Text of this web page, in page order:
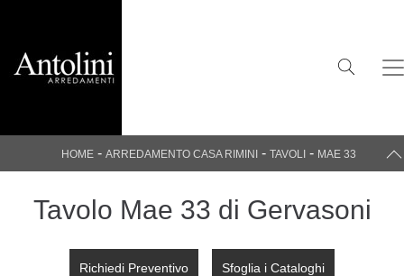
HOME - ARREDAMENTO CASA RIMINI - TAVOLI - MAE 33
Tavolo Mae 33 di Gervasoni
Richiedi Preventivo Sfoglia i Cataloghi